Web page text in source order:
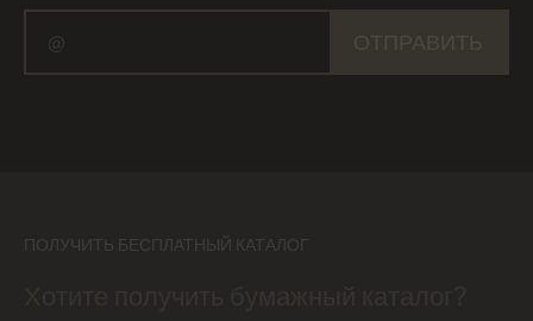
ПОЛУЧИТЬ БЕСПЛАТНЫЙ КАТАЛОГ